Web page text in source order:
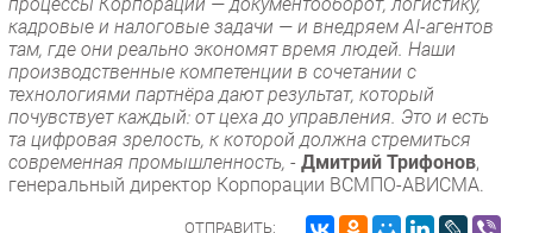
кадровые и налоговые задачи — и внедряем AI-агентов
там, где они реально экономят время людей. Наши
производственные компетенции в сочетании с
технологиями партнёра дают результат, который
почувствует каждый: от цеха до управления. Это и есть
та цифровая зрелость, к которой должна стремиться
современная промышленность, - Дмитрий Трифонов,
генеральный директор Корпорации ВСМПО-АВИСМА.
ОТПРАВИТЬ: